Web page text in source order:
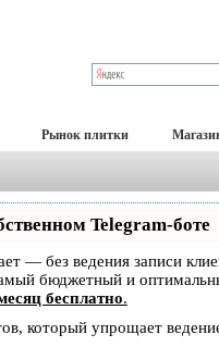
Рынок плитки
Telegram-боте
— без ведения записи
бюджетный и
бесплатно.
который упрощает